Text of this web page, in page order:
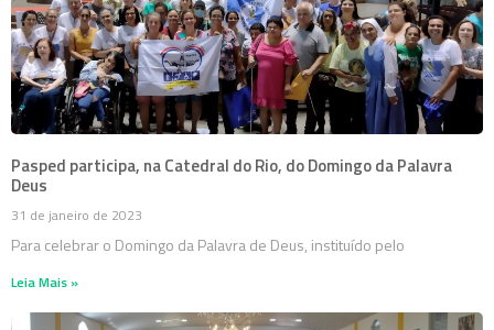
Pasped participa, na Catedral do Rio, do Domingo da Palavra
Deus
31 de janeiro de 2023
Para celebrar o Domingo da Palavra de Deus, instituído pelo
Leia Mais »